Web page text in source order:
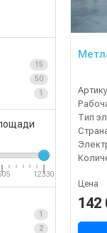
15
50
1
12330
1
2
Тип
Цена
142